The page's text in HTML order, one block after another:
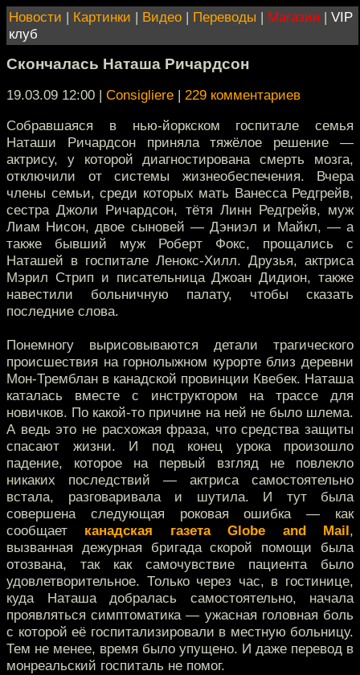
Новости | Картинки | Видео | Переводы | Магазин | VIP
клуб
Скончалась Наташа Ричардсон
19.03.09 12:00 | Consigliere | 229 комментариев
Собравшаяся в нью-йоркском госпитале семья
Наташи Ричардсон приняла тяжёлое решение —
актрису, у которой диагностирована смерть мозга,
отключили от системы жизнеобеспечения. Вчера
члены семьи, среди которых мать Ванесса Редгрейв,
сестра Джоли Ричардсон, тётя Линн Редгрейв, муж
Лиам Нисон, двое сыновей — Дэниэл и Майкл, — а
также бывший муж Роберт Фокс, прощались с
Наташей в госпитале Ленокс-Хилл. Друзья, актриса
Мэрил Стрип и писательница Джоан Дидион, также
навестили больничную палату, чтобы сказать
последние слова.
Понемногу вырисовываются детали трагического
происшествия на горнолыжном курорте близ деревни
Мон-Тремблан в канадской провинции Квебек. Наташа
каталась вместе с инструктором на трассе для
новичков. По какой-то причине на ней не было шлема.
А ведь это не расхожая фраза, что средства защиты
спасают жизни. И под конец урока произошло
падение, которое на первый взгляд не повлекло
никаких последствий — актриса самостоятельно
встала, разговаривала и шутила. И тут была
совершена следующая роковая ошибка — как
сообщает канадская газета Globe and Mail,
вызванная дежурная бригада скорой помощи была
отозвана, так как самочувствие пациента было
удовлетворительное. Только через час, в гостинице,
куда Наташа добралась самостоятельно, начала
проявляться симптоматика — ужасная головная боль
с которой её госпитализировали в местную больницу.
Тем не менее, время было упущено. И даже перевод в
монреальский госпиталь не помог.